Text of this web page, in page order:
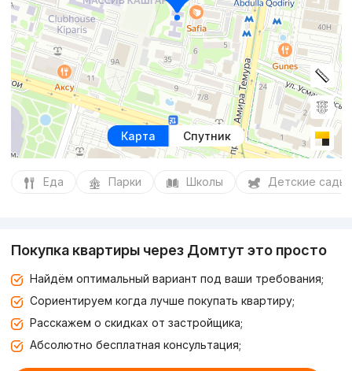
Карта Спутник
Еда Парки Школы Детские сады
Покупка квартиры через Домтут это просто
Найдём оптимальный вариант под ваши требования;
Сориентируем когда лучше покупать квартиру;
Расскажем о скидках от застройщика;
Абсолютно бесплатная консультация;